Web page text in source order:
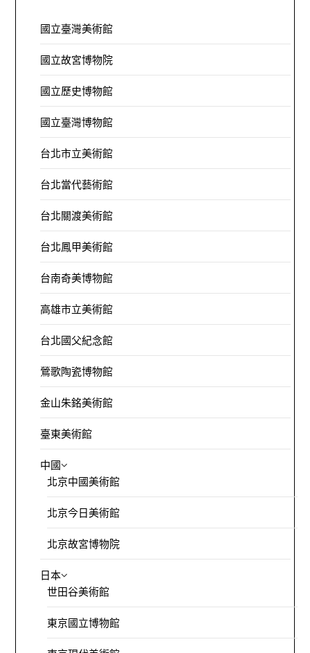
國立臺灣美術館
國立故宮博物院
國立歷史博物館
國立臺灣博物館
台北市立美術館
台北當代藝術館
台北關渡美術館
台北鳳甲美術館
台南奇美博物館
高雄市立美術館
台北國父紀念館
鶯歌陶瓷博物館
金山朱銘美術館
臺東美術館
中國
北京中國美術館
北京今日美術館
北京故宮博物院
日本
世田谷美術館
東京國立博物館